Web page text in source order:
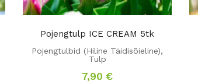
Pojengtulp ICE CREAM 5tk
Pojengtulbid (Hiline Täidisõieline),
Tulp
7,90 €